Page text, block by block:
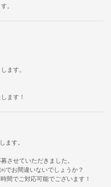
。
ます。
ます！
ます。
させていただきました。
でお間違いないでしょうか？
間でご対応可能でございます！